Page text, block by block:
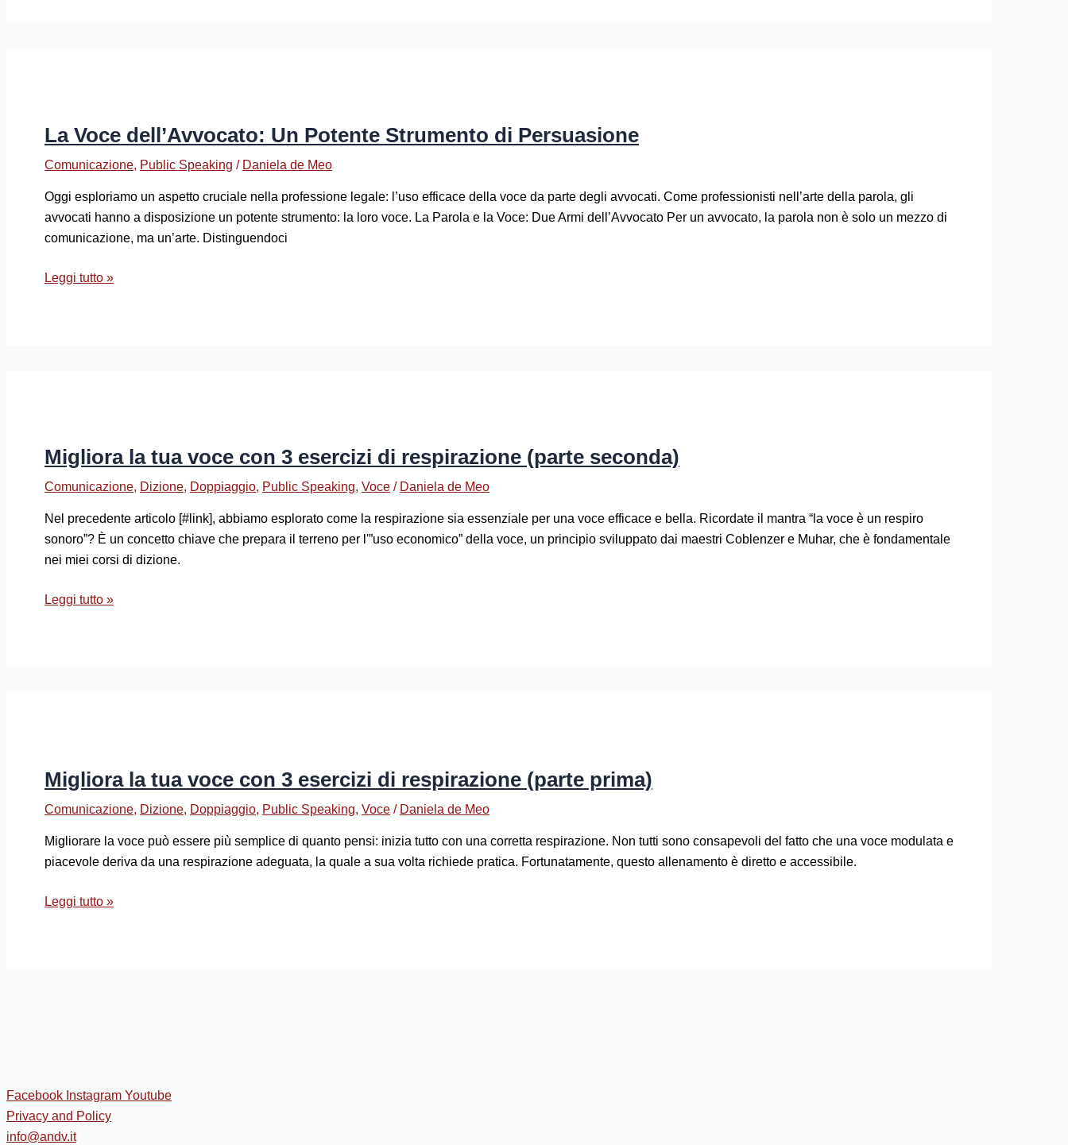
La Voce dell’Avvocato: Un Potente Strumento di Persuasione
Comunicazione, Public Speaking / Daniela de Meo
Oggi esploriamo un aspetto cruciale nella professione legale: l’uso efficace della voce da parte degli avvocati. Come professionisti nell’arte della parola, gli
avvocati hanno a disposizione un potente strumento: la loro voce. La Parola e la Voce: Due Armi dell’Avvocato Per un avvocato, la parola non è solo un mezzo di
comunicazione, ma un’arte. Distinguendoci
Leggi tutto »
Migliora la tua voce con 3 esercizi di respirazione (parte seconda)
Comunicazione, Dizione, Doppiaggio, Public Speaking, Voce / Daniela de Meo
Nel precedente articolo [#link], abbiamo esplorato come la respirazione sia essenziale per una voce efficace e bella. Ricordate il mantra “la voce è un respiro
sonoro”? È un concetto chiave che prepara il terreno per l'”uso economico” della voce, un principio sviluppato dai maestri Coblenzer e Muhar, che è fondamentale
nei miei corsi di dizione.
Leggi tutto »
Migliora la tua voce con 3 esercizi di respirazione (parte prima)
Comunicazione, Dizione, Doppiaggio, Public Speaking, Voce / Daniela de Meo
Migliorare la voce può essere più semplice di quanto pensi: inizia tutto con una corretta respirazione. Non tutti sono consapevoli del fatto che una voce modulata e
piacevole deriva da una respirazione adeguata, la quale a sua volta richiede pratica. Fortunatamente, questo allenamento è diretto e accessibile.
Leggi tutto »
Facebook Instagram Youtube
Privacy and Policy
info@andv.it